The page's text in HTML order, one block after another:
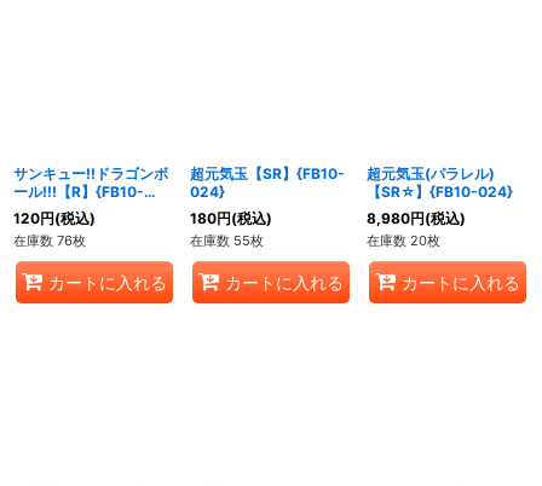
サンキュー!!ドラゴンボ
ール!!!【R】{FB10-
023}
120円(税込)
在庫数 76枚
カートに入れる
超元気玉【SR】{FB10-
024}
180円(税込)
在庫数 55枚
カートに入れる
超元気玉(パラレル)
【SR☆】{FB10-024}
8,980円(税込)
在庫数 20枚
カートに入れる